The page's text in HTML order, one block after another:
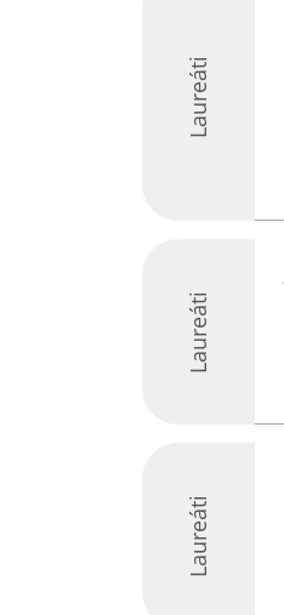
Laureáti
Laureáti
Laureáti